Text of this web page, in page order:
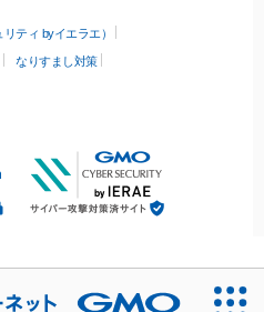
ティ byイエラエ）
なりすまし対策